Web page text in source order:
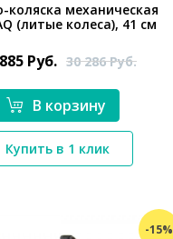
*}
коляска механическая
(литые колеса), 41 см
Руб. 30 286Руб.
В корзину
Купить в 1 клик
-15%